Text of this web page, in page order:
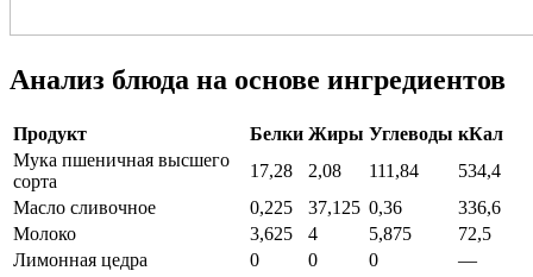
Анализ блюда на основе ингредиентов
Продукт Белки Жиры Углеводы кКал
Мука пшеничная высшего
сорта
17,28 2,08 111,84
534,4
Масло сливочное
0,225 37,125 0,36
336,6
Молоко
3,625 4 5,875
72,5
Лимонная цедра
0 0 0
—